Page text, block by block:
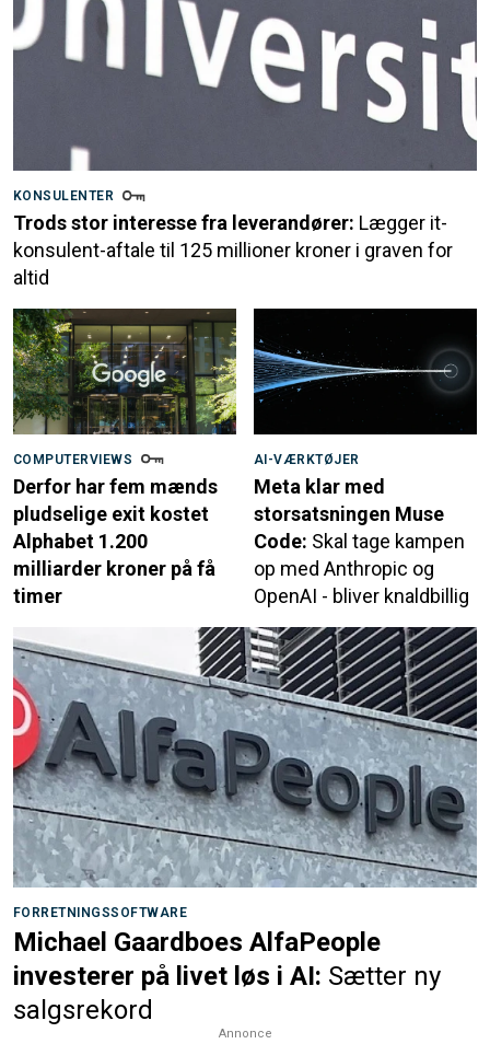
KONSULENTER
Trods stor interesse fra leverandører: Lægger it-
konsulent-aftale til 125 millioner kroner i graven for
altid
COMPUTERVIEWS
Derfor har fem mænds
pludselige exit kostet
Alphabet 1.200
milliarder kroner på få
timer
AI-VÆRKTØJER
Meta klar med
storsatsningen Muse
Code: Skal tage kampen
op med Anthropic og
OpenAI - bliver knaldbillig
FORRETNINGSSOFTWARE
Michael Gaardboes AlfaPeople
investerer på livet løs i AI: Sætter ny
salgsrekord
Annonce